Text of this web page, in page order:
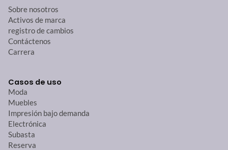
Sobre nosotros
Activos de marca
registro de cambios
Contáctenos
Carrera
Casos de uso
Moda
Muebles
Impresión bajo demanda
Electrónica
Subasta
Reserva